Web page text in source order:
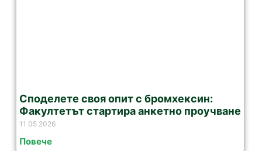
Споделете своя опит с бромхексин:
Факултетът стартира анкетно проучване
11 05 2026
Повече